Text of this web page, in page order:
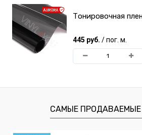
Тонировочная
445 руб. / пог. м.
САМЫЕ